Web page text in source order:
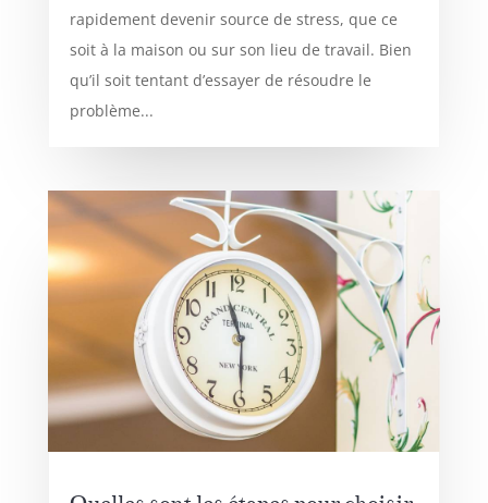
rapidement devenir source de stress, que ce
soit à la maison ou sur son lieu de travail. Bien
qu’il soit tentant d’essayer de résoudre le
problème...